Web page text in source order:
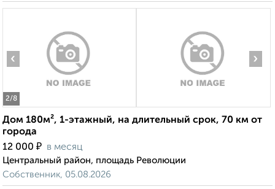
2/8
‹ ›
Дом 180м², 1-этажный, на длительный срок, 70 км от
города
12 000 ₽ в месяц
Центральный район, площадь Революции
Собственник, 05.08.2026